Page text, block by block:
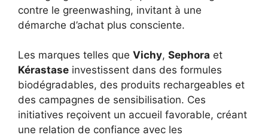
contre le greenwashing, invitant à une
démarche d’achat plus consciente.
Les marques telles que Vichy, Sephora et
Kérastase investissent dans des formules
biodégradables, des produits rechargeables et
des campagnes de sensibilisation. Ces
initiatives reçoivent un accueil favorable, créant
une relation de confiance avec les